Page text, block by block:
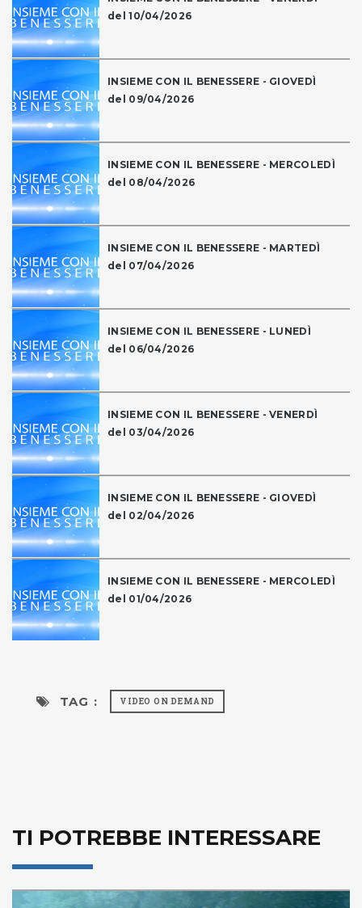
del 10/04/2026
INSIEME CON IL BENESSERE - GIOVEDÌ
del 09/04/2026
INSIEME CON IL BENESSERE - MERCOLEDÌ
del 08/04/2026
INSIEME CON IL BENESSERE - MARTEDÌ
del 07/04/2026
INSIEME CON IL BENESSERE - LUNEDÌ
del 06/04/2026
INSIEME CON IL BENESSERE - VENERDÌ
del 03/04/2026
INSIEME CON IL BENESSERE - GIOVEDÌ
del 02/04/2026
INSIEME CON IL BENESSERE - MERCOLEDÌ
del 01/04/2026
TAG : VIDEO ON DEMAND
TI POTREBBE INTERESSARE